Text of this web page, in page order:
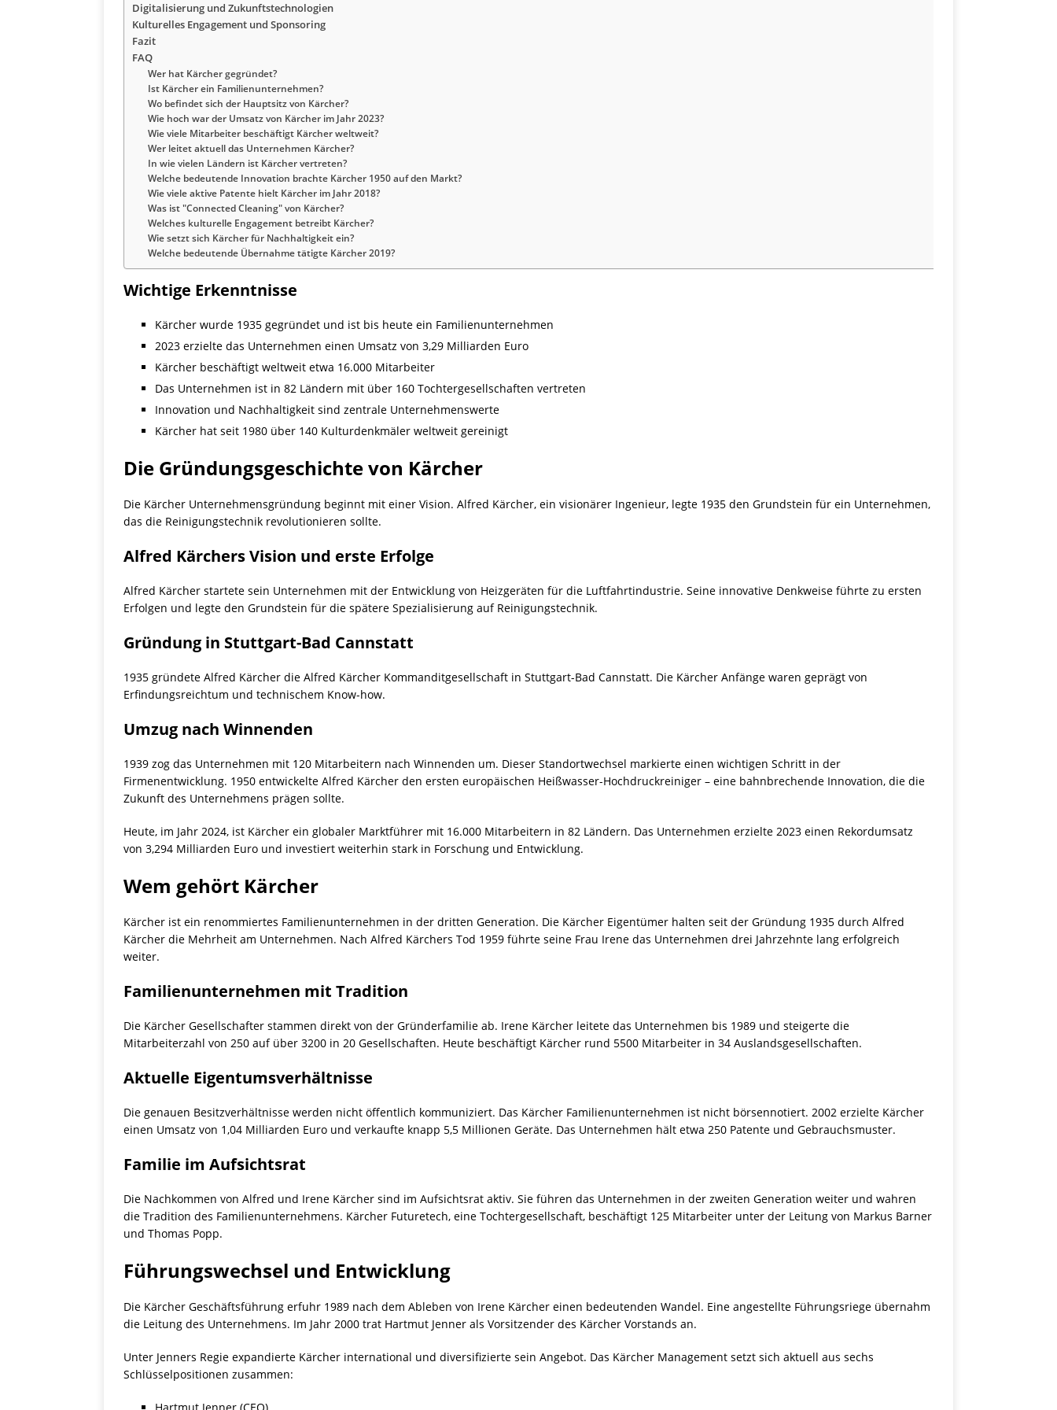
Digitalisierung und Zukunftstechnologien
Kulturelles Engagement und Sponsoring
Fazit
FAQ
Wer hat Kärcher gegründet?
Ist Kärcher ein Familienunternehmen?
Wo befindet sich der Hauptsitz von Kärcher?
Wie hoch war der Umsatz von Kärcher im Jahr 2023?
Wie viele Mitarbeiter beschäftigt Kärcher weltweit?
Wer leitet aktuell das Unternehmen Kärcher?
In wie vielen Ländern ist Kärcher vertreten?
Welche bedeutende Innovation brachte Kärcher 1950 auf den Markt?
Wie viele aktive Patente hielt Kärcher im Jahr 2018?
Was ist "Connected Cleaning" von Kärcher?
Welches kulturelle Engagement betreibt Kärcher?
Wie setzt sich Kärcher für Nachhaltigkeit ein?
Welche bedeutende Übernahme tätigte Kärcher 2019?
Wichtige Erkenntnisse
Kärcher wurde 1935 gegründet und ist bis heute ein Familienunternehmen
2023 erzielte das Unternehmen einen Umsatz von 3,29 Milliarden Euro
Kärcher beschäftigt weltweit etwa 16.000 Mitarbeiter
Das Unternehmen ist in 82 Ländern mit über 160 Tochtergesellschaften vertreten
Innovation und Nachhaltigkeit sind zentrale Unternehmenswerte
Kärcher hat seit 1980 über 140 Kulturdenkmäler weltweit gereinigt
Die Gründungsgeschichte von Kärcher
Die Kärcher Unternehmensgründung beginnt mit einer Vision. Alfred Kärcher, ein visionärer Ingenieur, legte 1935 den Grundstein für ein Unternehmen,
das die Reinigungstechnik revolutionieren sollte.
Alfred Kärchers Vision und erste Erfolge
Alfred Kärcher startete sein Unternehmen mit der Entwicklung von Heizgeräten für die Luftfahrtindustrie. Seine innovative Denkweise führte zu ersten
Erfolgen und legte den Grundstein für die spätere Spezialisierung auf Reinigungstechnik.
Gründung in Stuttgart-Bad Cannstatt
1935 gründete Alfred Kärcher die Alfred Kärcher Kommanditgesellschaft in Stuttgart-Bad Cannstatt. Die Kärcher Anfänge waren geprägt von
Erfindungsreichtum und technischem Know-how.
Umzug nach Winnenden
1939 zog das Unternehmen mit 120 Mitarbeitern nach Winnenden um. Dieser Standortwechsel markierte einen wichtigen Schritt in der
Firmenentwicklung. 1950 entwickelte Alfred Kärcher den ersten europäischen Heißwasser-Hochdruckreiniger – eine bahnbrechende Innovation, die die
Zukunft des Unternehmens prägen sollte.
Heute, im Jahr 2024, ist Kärcher ein globaler Marktführer mit 16.000 Mitarbeitern in 82 Ländern. Das Unternehmen erzielte 2023 einen Rekordumsatz
von 3,294 Milliarden Euro und investiert weiterhin stark in Forschung und Entwicklung.
Wem gehört Kärcher
Kärcher ist ein renommiertes Familienunternehmen in der dritten Generation. Die Kärcher Eigentümer halten seit der Gründung 1935 durch Alfred
Kärcher die Mehrheit am Unternehmen. Nach Alfred Kärchers Tod 1959 führte seine Frau Irene das Unternehmen drei Jahrzehnte lang erfolgreich
weiter.
Familienunternehmen mit Tradition
Die Kärcher Gesellschafter stammen direkt von der Gründerfamilie ab. Irene Kärcher leitete das Unternehmen bis 1989 und steigerte die
Mitarbeiterzahl von 250 auf über 3200 in 20 Gesellschaften. Heute beschäftigt Kärcher rund 5500 Mitarbeiter in 34 Auslandsgesellschaften.
Aktuelle Eigentumsverhältnisse
Die genauen Besitzverhältnisse werden nicht öffentlich kommuniziert. Das Kärcher Familienunternehmen ist nicht börsennotiert. 2002 erzielte Kärcher
einen Umsatz von 1,04 Milliarden Euro und verkaufte knapp 5,5 Millionen Geräte. Das Unternehmen hält etwa 250 Patente und Gebrauchsmuster.
Familie im Aufsichtsrat
Die Nachkommen von Alfred und Irene Kärcher sind im Aufsichtsrat aktiv. Sie führen das Unternehmen in der zweiten Generation weiter und wahren
die Tradition des Familienunternehmens. Kärcher Futuretech, eine Tochtergesellschaft, beschäftigt 125 Mitarbeiter unter der Leitung von Markus Barner
und Thomas Popp.
Führungswechsel und Entwicklung
Die Kärcher Geschäftsführung erfuhr 1989 nach dem Ableben von Irene Kärcher einen bedeutenden Wandel. Eine angestellte Führungsriege übernahm
die Leitung des Unternehmens. Im Jahr 2000 trat Hartmut Jenner als Vorsitzender des Kärcher Vorstands an.
Unter Jenners Regie expandierte Kärcher international und diversifizierte sein Angebot. Das Kärcher Management setzt sich aktuell aus sechs
Schlüsselpositionen zusammen: